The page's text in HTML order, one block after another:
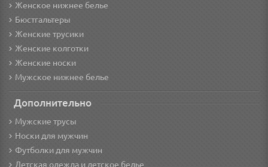
Женское нижнее белье
Бюстгальтеры
Женские трусики
Женские колготки
Женские носки
Мужское нижнее белье
Дополнительно
Мужские трусы
Носки для мужчин
Футболки для мужчин
Детская одежда и детское белье